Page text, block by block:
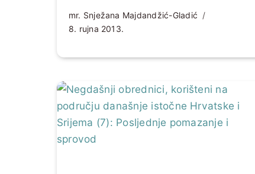
Pastoralno-liturgijski naglasci
sakramenta krsta
mr. Snježana Majdandžić-Gladić
8. rujna 2013.